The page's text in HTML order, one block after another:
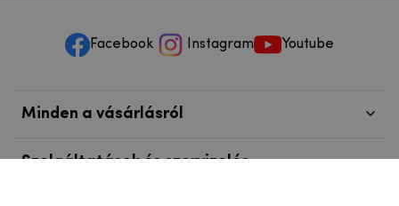
Facebook Instagram Youtube
Minden a vásárlásról
Szolgáltatások és szervizelés